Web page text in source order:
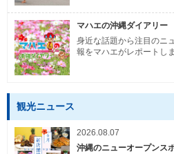
マハエの沖縄ダイアリー
身近な話題から注目のニ
報をマハエがレポートし
観光ニュース
2026.08.07
沖縄のニューオープンス